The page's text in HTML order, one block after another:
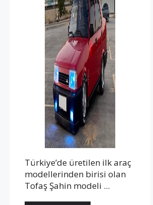
Türkiye’de üretilen ilk araç
modellerinden birisi olan
Tofaş Şahin modeli ...